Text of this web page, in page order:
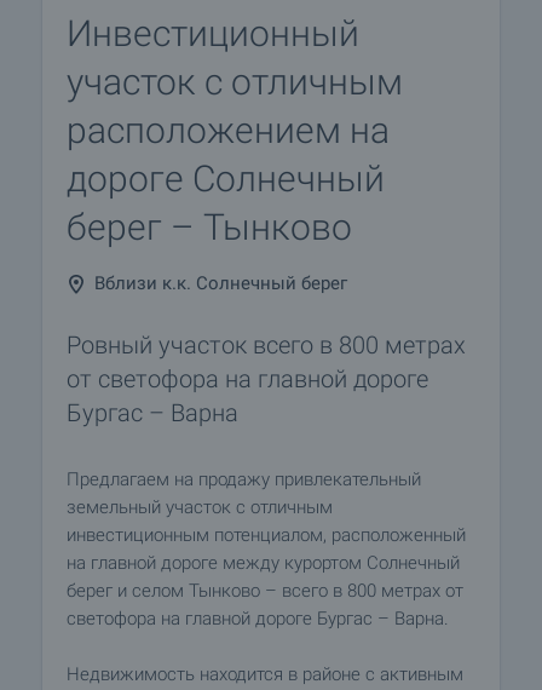
Инвестиционный
участок с отличным
расположением на
дороге Солнечный
берег – Тынково
Вблизи к.к. Солнечный берег
Ровный участок всего в 800 метрах
от светофора на главной дороге
Бургас – Варна
Предлагаем на продажу привлекательный
земельный участок с отличным
инвестиционным потенциалом, расположенный
на главной дороге между курортом Солнечный
берег и селом Тынково – всего в 800 метрах от
светофора на главной дороге Бургас – Варна.
Недвижимость находится в районе с активным